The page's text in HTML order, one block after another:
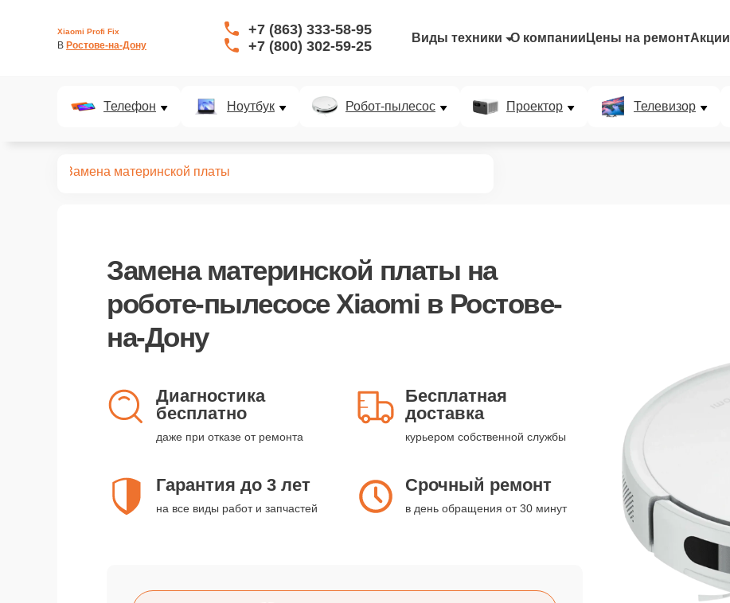
Xiaomi Profi Fix
В Ростове-на-Дону
+7 (863) 333-58-95
+7 (800) 302-59-25
Виды техники О компании Цены на ремонтАкции
Телефон Ноутбук Робот-пылесос Проектор Телевизор
Замена материнской платы
Замена материнской платы на
роботе-пылесосе Xiaomi в Ростове-
на-Дону
Диагностика
бесплатно
даже при отказе от ремонта
Бесплатная
доставка
курьером собственной службы
Гарантия до 3 лет
на все виды работ и запчастей
Срочный ремонт
в день обращения от 30 минут